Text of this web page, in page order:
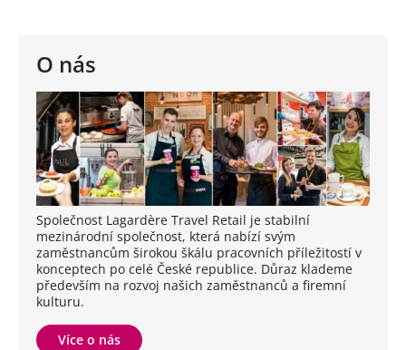
O nás
Společnost Lagardère Travel Retail je stabilní
mezinárodní společnost, která nabízí svým
zaměstnancům širokou škálu pracovních příležitostí v
konceptech po celé České republice. Důraz klademe
především na rozvoj našich zaměstnanců a firemní
kulturu.
Více o nás